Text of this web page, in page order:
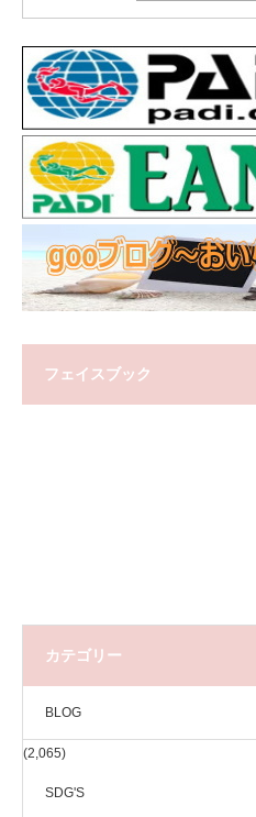
フェイスブック
カテゴリー
BLOG
(2,065)
SDG'S